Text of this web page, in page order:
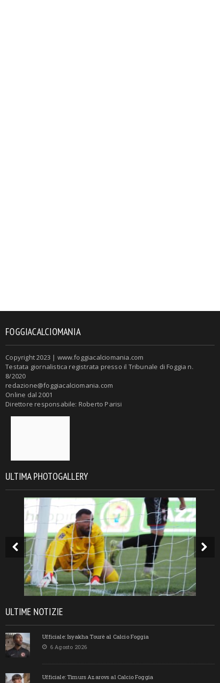
FOGGIACALCIOMANIA
Copyright 2023 | www.foggiacalciomania.com
Testata giornalistica registrata presso il Tribunale di Foggia n.
8/2020
redazione@foggiacalciomania.com
Online dal 2001
Direttore responsabile: Roberto Parisi
ULTIMA PHOTOGALLERY
ULTIME NOTIZIE
Ufficiale: Isyakha Tourè al Calcio Foggia
6 Agosto 2026
Ufficiale: Timurs Azarovs al Calcio Foggia